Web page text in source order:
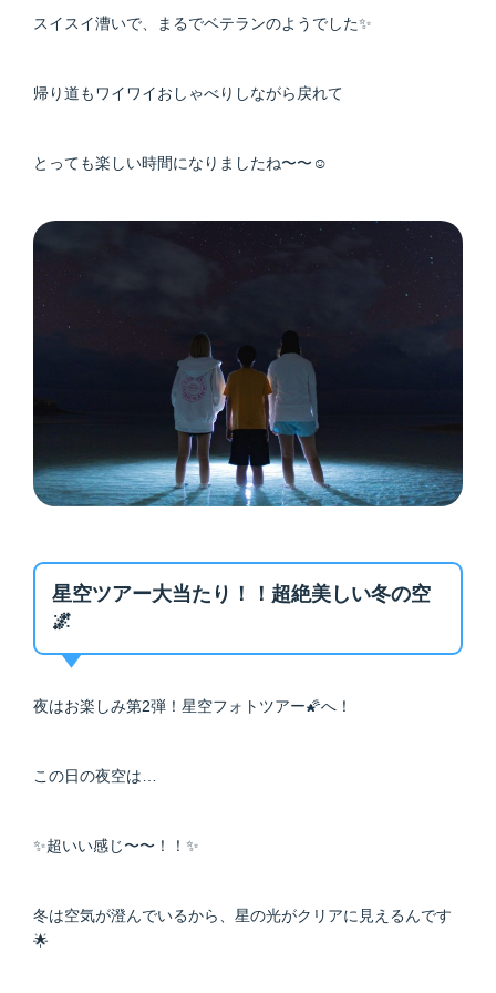
スイスイ漕いで、まるでベテランのようでした✨
帰り道もワイワイおしゃべりしながら戻れて
とっても楽しい時間になりましたね〜〜☺️
星空ツアー大当たり！！超絶美しい冬の空
🌌
夜はお楽しみ第2弾！星空フォトツアー🌠へ！
この日の夜空は…
✨超いい感じ〜〜！！✨
冬は空気が澄んでいるから、星の光がクリアに見えるんです
🌟